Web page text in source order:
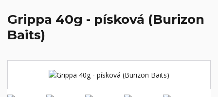
Grippa 40g - písková (Burizon
Baits)